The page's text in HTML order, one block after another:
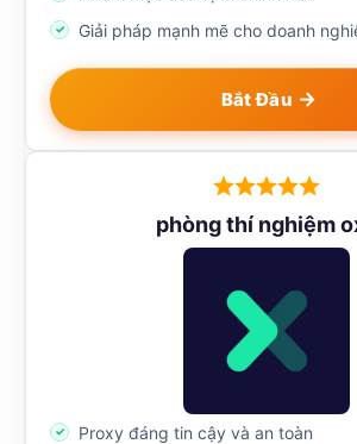
Giải pháp mạnh mẽ cho doanh
Bắt Đầu
phòng thí nghiệm
Proxy đáng tin cậy và an toàn